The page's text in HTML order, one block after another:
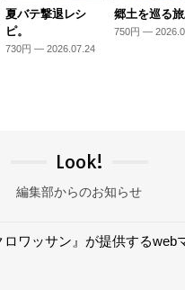
夏バテ撃退レシ
ピ。
730円 — 2026.07.24
郷土を巡る旅
750円 —
Look!
編集部からのお知らせ
ロワッサン』が提供するweb